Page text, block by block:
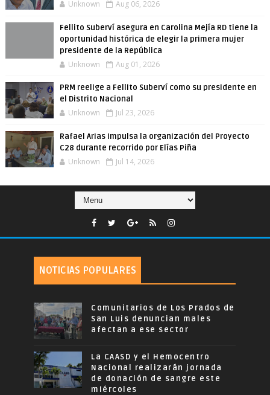
Unknown Aug 06, 2026
Fellito Suberví asegura en Carolina Mejía RD tiene la
oportunidad histórica de elegir la primera mujer
presidente de la República
Unknown Aug 01, 2026
PRM reelige a Fellito Suberví como su presidente en
el Distrito Nacional
Unknown Jul 23, 2026
Rafael Arias impulsa la organización del Proyecto
C28 durante recorrido por Elías Piña
Unknown Jul 14, 2026
NOTICIAS POPULARES
Comunitarios de Los Prados de
San Luis denuncian males
afectan a ese sector
La CAASD y el Hemocentro
Nacional realizarán jornada
de donación de sangre este
miércoles